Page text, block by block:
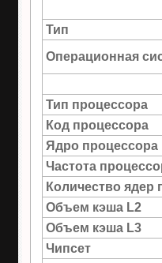
Тип
Операционная
Тип процессора
Код процессора
Ядро процессора
Частота
Количество ядер
Объем кэша L2
Объем кэша L3
Чипсет